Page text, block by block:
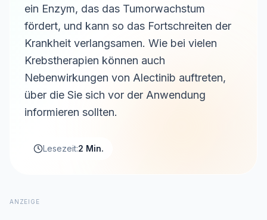
ein Enzym, das das Tumorwachstum
fördert, und kann so das Fortschreiten der
Krankheit verlangsamen. Wie bei vielen
Krebstherapien können auch
Nebenwirkungen von Alectinib auftreten,
über die Sie sich vor der Anwendung
informieren sollten.
Lesezeit:2 Min.
ANZEIGE